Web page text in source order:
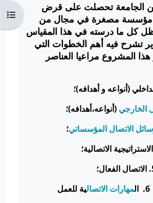
Ouvrir l’index du cours
الجامعة تحصلت على قرض
مؤسسة مصغرة في مجال من
كل ما درسته في هذا المقياس
تشرح فيه أهم الخطوات التي
هذا المشروع مراعيا العناصر
الخارجي (أنواعه،أهدافه)؛
الاتصال المؤسساتي؛
مهارات الاتصالية للعمل